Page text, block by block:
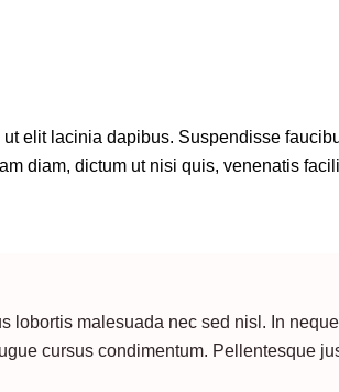
elit lacinia dapibus. Suspendisse
diam, dictum ut nisi quis, venenatis
lobortis malesuada nec sed nisl. In
cursus condimentum. Pellentesque